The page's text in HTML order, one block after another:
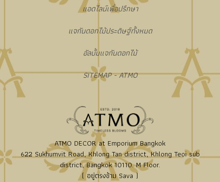
แอดไลน์เพื่อปรึกษา
แจกันดอกไม้ประดิษฐ์ทั้งหมด
อัลบั้มแจกันดอกไม้
SITEMAP - ATMO
ATMO DECOR at Emporium Bangkok
622 Sukhumvit Road, Khlong Tan district, Khlong Teoi sub
district, Bangkok 10110. M Floor.
( อยู่ตรงข้าม Sava )